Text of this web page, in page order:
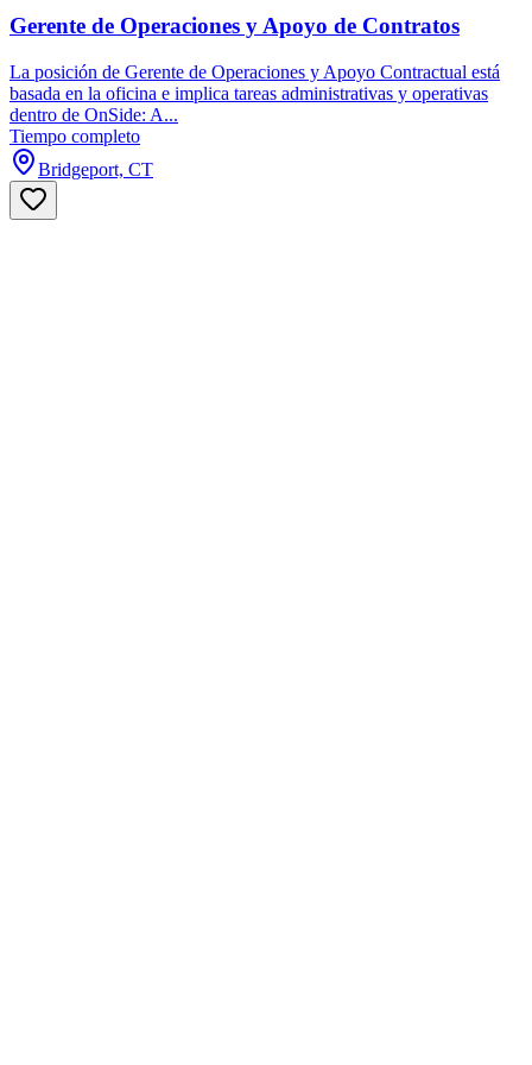
Gerente de Operaciones y Apoyo de Contratos
La posición de Gerente de Operaciones y Apoyo Contractual está
basada en la oficina e implica tareas administrativas y operativas
dentro de OnSide: A...
Tiempo completo
Bridgeport, CT